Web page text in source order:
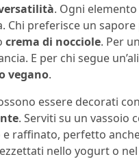
. Ogni
Chi preferisce un
crema di nocciole. Per
E per chi segue
vegano.
essere decorati con
. Serviti su un vassoio
raffinato, perfetto
nello yogurt o